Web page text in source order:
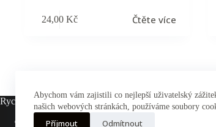
Abychom vám zajistili co nejlepší uživatelský
našich webových stránkách, používáme soubory
Příjmout Odmítnout
24,00 Kč Čtěte více
Rychlé odkazy
Hlavní stránka